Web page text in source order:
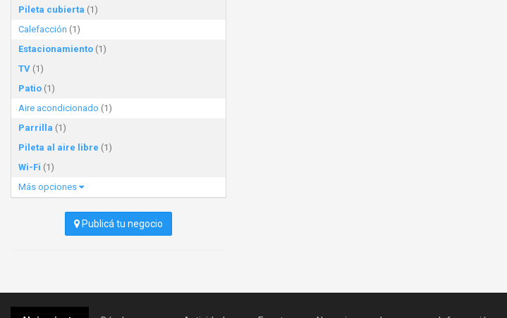
Pileta cubierta (1)
Calefacción (1)
Estacionamiento (1)
TV (1)
Patio (1)
Aire acondicionado (1)
Parrilla (1)
Pileta al aire libre (1)
Wi-Fi (1)
Más opciones
Publicá tu negocio